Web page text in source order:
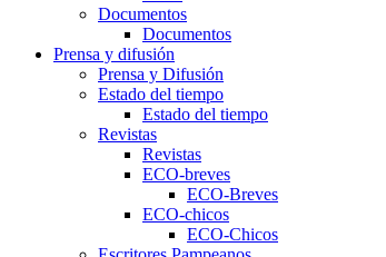
Documentos
Documentos
Prensa y difusión
Prensa y Difusión
Estado del tiempo
Estado del tiempo
Revistas
Revistas
ECO-breves
ECO-Breves
ECO-chicos
ECO-Chicos